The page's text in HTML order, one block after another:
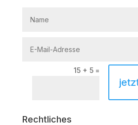
15 + 5 =
Rechtliches